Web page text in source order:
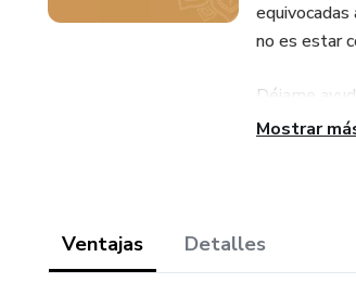
no es estar
Déjame
generar
Mostrar
Ventajas Detalles